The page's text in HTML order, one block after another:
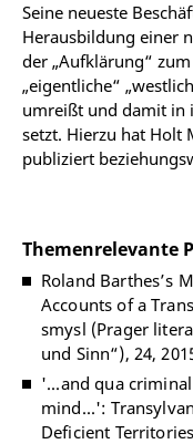
Seine neueste
Herausbildung einer
der „Aufklärung“
„eigentliche“
umreißt und damit in
setzt. Hierzu hat Holt
publiziert
Themenrelevante
Roland Barthes’s
Accounts of a
smysl (Prager
und Sinn“), 24,
'...and qua
mind...':
Deficient